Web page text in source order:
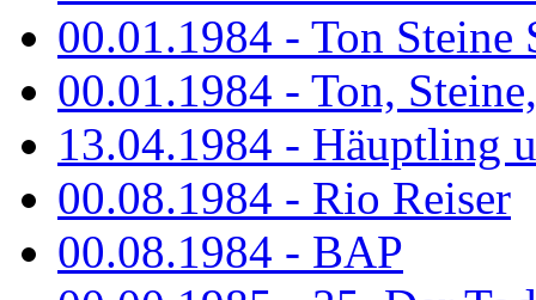
00.01.1984 - Ton Steine
00.01.1984 - Ton,
13.04.1984 - Häuptling
00.08.1984 - Rio Reiser
00.08.1984 - BAP